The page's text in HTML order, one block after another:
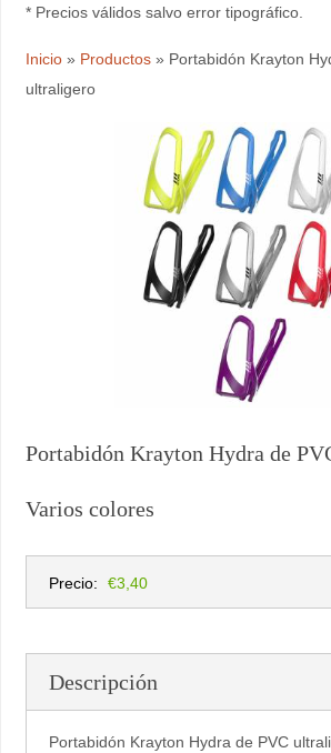
* Precios válidos salvo error tipográfico.
Inicio» Productos» Portabidón Krayton
ultraligero
Portabidón Krayton Hydra de
Varios colores
Precio: €3,40
Descripción
Portabidón Krayton Hydra de PVC